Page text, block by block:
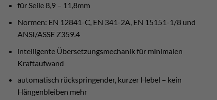
für Seile 8,9 – 11,8mm
Normen: EN 12841-C, EN 341-2A, EN 15151-1/8 und
ANSI/ASSE Z359.4
intelligente Übersetzungsmechanik für minimalen
Kraftaufwand
automatisch rückspringender, kurzer Hebel – kein
Hängenbleiben mehr